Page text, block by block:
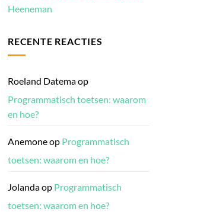
Heeneman
RECENTE REACTIES
Roeland Datemaop
Programmatisch toetsen: waarom
en hoe?
Anemoneop Programmatisch
toetsen: waarom en hoe?
Jolandaop Programmatisch
toetsen: waarom en hoe?